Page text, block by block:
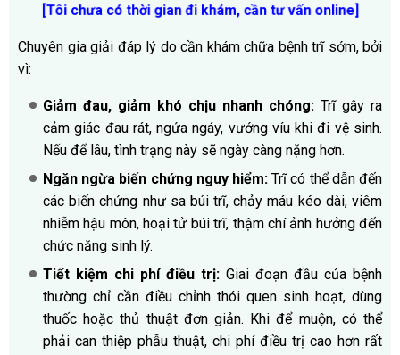
[Tôi chưa có thời gian đi khám, cần tư vấn online
Chuyên gia giải đáp lý do cần khám chữa bệnh trĩ sớm, bởi
vì:
Giảm đau, giảm khó chịu nhanh chóng: Trĩ gây ra
cảm giác đau rát, ngứa ngáy, vướng víu khi đi vệ sinh.
Nếu để lâu, tình trạng này sẽ ngày càng nặng hơn.
Ngăn ngừa biến chứng nguy hiểm: Trĩ có thể dẫn đến
các biến chứng như sa búi trĩ, chảy máu kéo dài, viêm
nhiễm hậu môn, hoại tử búi trĩ, thậm chí ảnh hưởng đến
chức năng sinh lý.
Tiết kiệm chi phí điều trị: Giai đoạn đầu của bệnh
thường chỉ cần điều chỉnh thói quen sinh hoạt, dùng
thuốc hoặc thủ thuật đơn giản. Khi để muộn, có thể
phải can thiệp phẫu thuật, chi phí điều trị cao hơn rất